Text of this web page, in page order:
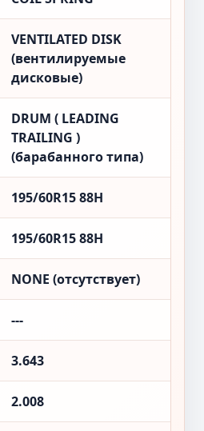
VENTILATED DISK
(вентилируемые
дисковые)
DRUM ( LEADING
TRAILING )
(барабанного типа)
195/60R15 88H
195/60R15 88H
NONE (отсутствует)
---
3.643
2.008